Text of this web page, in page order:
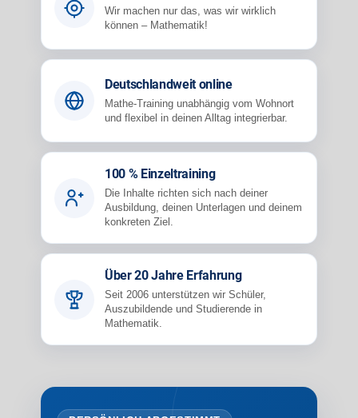
Wir machen nur das, was wir wirklich
können – Mathematik!
Deutschlandweit online
Mathe-Training unabhängig vom Wohnort
und flexibel in deinen Alltag integrierbar.
100 % Einzeltraining
Die Inhalte richten sich nach deiner
Ausbildung, deinen Unterlagen und deinem
konkreten Ziel.
Über 20 Jahre Erfahrung
Seit 2006 unterstützen wir Schüler,
Auszubildende und Studierende in
Mathematik.